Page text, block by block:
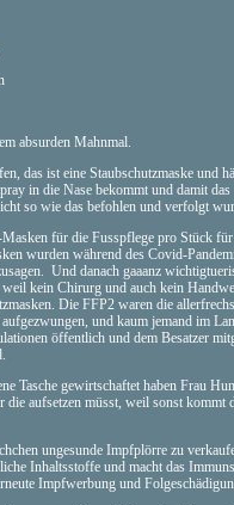
absurden Mahnmal.
das ist eine Staubschutzmaske und
in die Nase bekommt und damit das
so wie das befohlen und verfolgt
für die Fusspflege pro Stück für
wurden während des Covid-
Und danach gaaanz
kein Chirurg und auch kein
Die FFP2 waren die
und kaum jemand im
öffentlich und dem Besatzer
Tasche gewirtschaftet haben Frau
aufsetzen müsst, weil sonst kommt
ungesunde Impfplörre zu
Inhaltsstoffe und macht das
Impfwerbung und